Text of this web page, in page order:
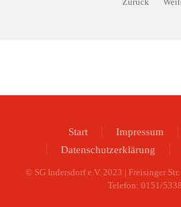
Start Impressum
Datenschutzerklärung
© SG Indersdorf e.V. 2023 | Freisinger
Telefon: 0151/